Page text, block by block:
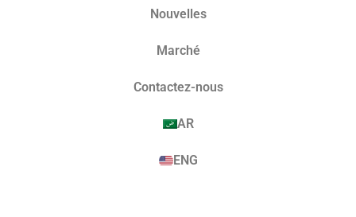
Nouvelles
Marché​
Contactez-nous
AR
ENG